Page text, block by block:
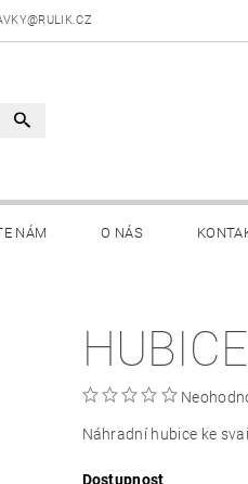
NÁM O NÁS
Náhradní hubice ke
Dostupnost